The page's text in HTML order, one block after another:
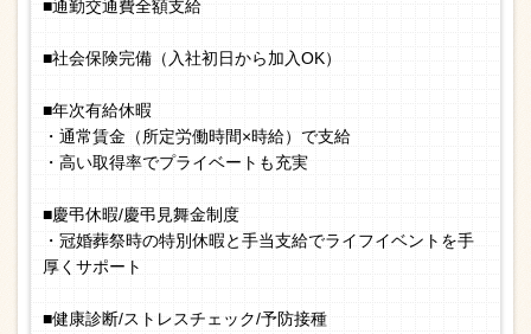
■通勤交通費全額支給
■社会保険完備（入社初日から加入OK）
■年次有給休暇
・通常賃金（所定労働時間×時給）で支給
・高い取得率でプライベートも充実
■慶弔休暇/慶弔見舞金制度
・冠婚葬祭時の特別休暇と手当支給でライフイベントを手
厚くサポート
■健康診断/ストレスチェック/予防接種